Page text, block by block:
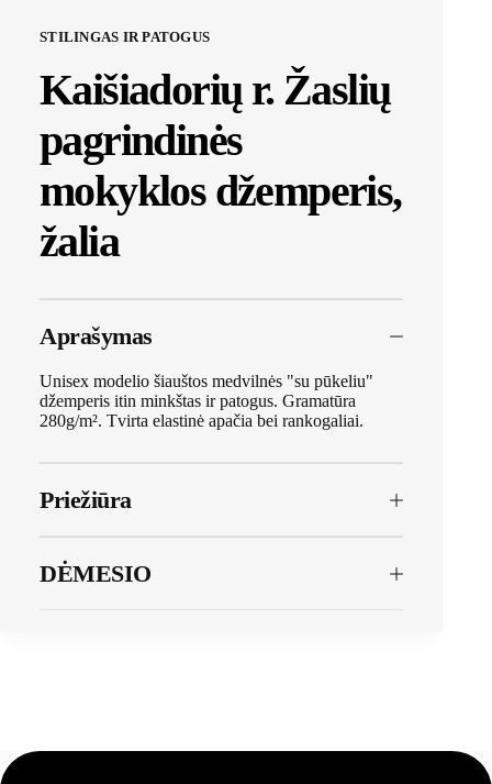
STILINGAS IR PATOGUS
Kaišiadorių r. Žaslių
pagrindinės
mokyklos džemperis,
žalia
Aprašymas
Unisex modelio šiauštos medvilnės "su pūkeliu"
džemperis itin minkštas ir patogus. Gramatūra
280g/m². Tvirta elastinė apačia bei rankogaliai.
Priežiūra
DĖMESIO